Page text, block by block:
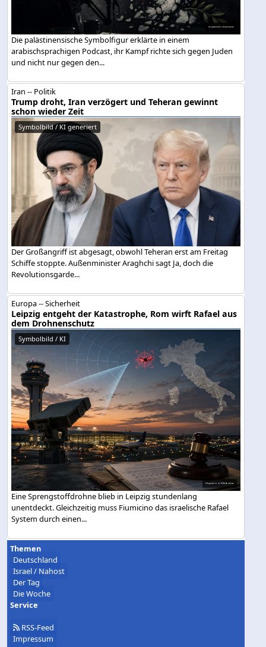
Die palästinensische Symbolfigur erklärte in einem
arabischsprachigen Podcast, ihr Kampf richte sich gegen Juden
und nicht nur gegen den...
Iran -- Politik
Trump droht, Iran verzögert und Teheran gewinnt
schon wieder Zeit
Symbolbild / KI generiert
Der Großangriff ist abgesagt, obwohl Teheran erst am Freitag
Schiffe stoppte. Außenminister Araghchi sagt Ja, doch die
Revolutionsgarde...
Europa -- Sicherheit
Leipzig entgeht der Katastrophe, Rom wirft Rafael aus
dem Drohnenschutz
Symbolbild / KI
Eine Sprengstoffdrohne blieb in Leipzig stundenlang
unentdeckt. Gleichzeitig muss Fiumicino das israelische Rafael
System durch einen...
Themen
Deutschland
Israel / Nahost
Der Tag
Die Woche
Service
RSS-Feed
Impressum